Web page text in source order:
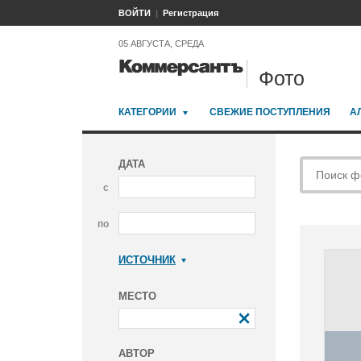
ВОЙТИ Регистрация
05 АВГУСТА, СРЕДА
Фото
КАТЕГОРИИ СВЕЖИЕ ПОСТУПЛЕНИЯ
ДАТА
с
по
ИСТОЧНИК
МЕСТО
АВТОР